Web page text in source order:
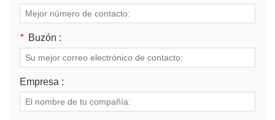
* Buzón :
Empresa :